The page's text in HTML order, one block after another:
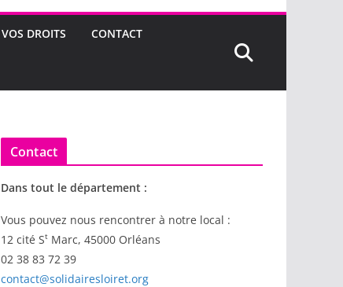
VOS DROITS CONTACT
Contact
Dans tout le département :
Vous pouvez nous rencontrer à notre local :
12 cité St Marc, 45000 Orléans
02 38 83 72 39
contact@solidairesloiret.org